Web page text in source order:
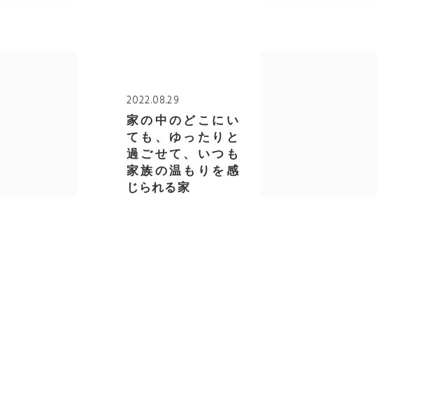
2022.08.29
家の中のどこにい
ても、ゆったりと
過ごせて、いつも
家族の温もりを感
じられる家